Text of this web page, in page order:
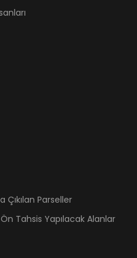
Çıkılan Parseller
Ön Tahsis Yapılacak Alanlar